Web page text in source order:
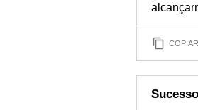
COPIAR
Sucesso